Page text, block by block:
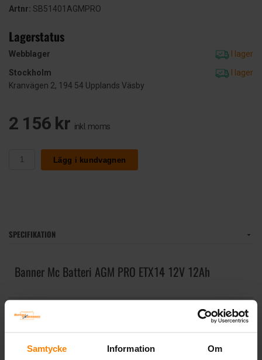
Samtycke Information Om
Artnr: SB51401AGMPRO
Lagerstatus
Webblager
I lager
Stockholm
I lager
Kranvägen 2, 194 54 Upplands Väsby
2 156 kr inkl. moms
Lägg i kundvagnen
SPECIFIKATION
Banner Mc Batteri AGM PRO ETX14 12V 12Ah
Tillverkare:BANNER
Artikelnummer:
Bredd (mm):